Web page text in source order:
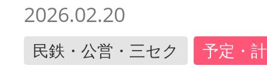
2026.02.20
民鉄・公営・三セク 予定・